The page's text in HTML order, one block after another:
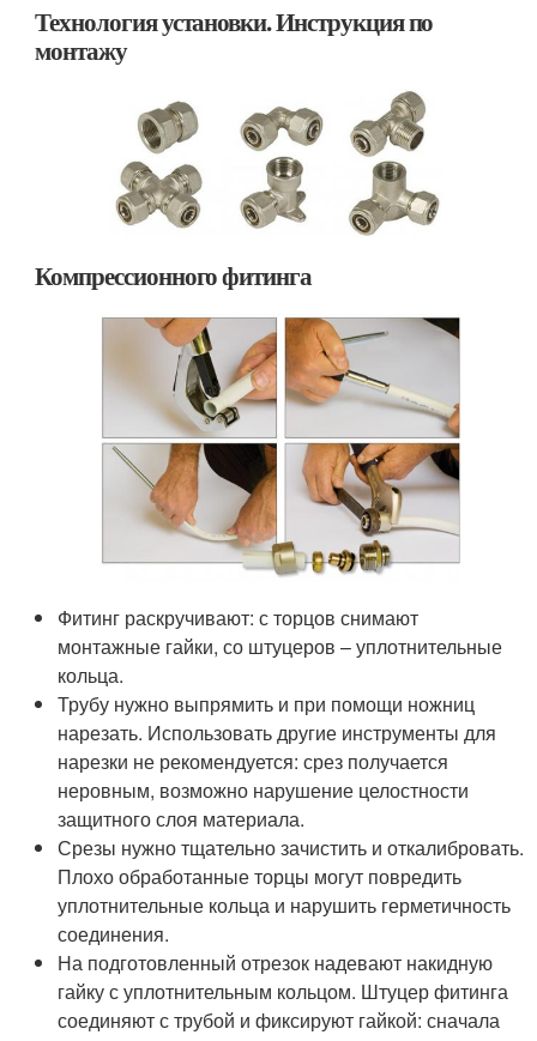
Технология установки. Инструкция по
монтажу
Компрессионного фитинга
Фитинг раскручивают: с торцов снимают
монтажные гайки, со штуцеров – уплотнительные
кольца.
Трубу нужно выпрямить и при помощи ножниц
нарезать. Использовать другие инструменты для
нарезки не рекомендуется: срез получается
неровным, возможно нарушение целостности
защитного слоя материала.
Срезы нужно тщательно зачистить и откалибровать.
Плохо обработанные торцы могут повредить
уплотнительные кольца и нарушить герметичность
соединения.
На подготовленный отрезок надевают накидную
гайку с уплотнительным кольцом. Штуцер фитинга
соединяют с трубой и фиксируют гайкой: сначала